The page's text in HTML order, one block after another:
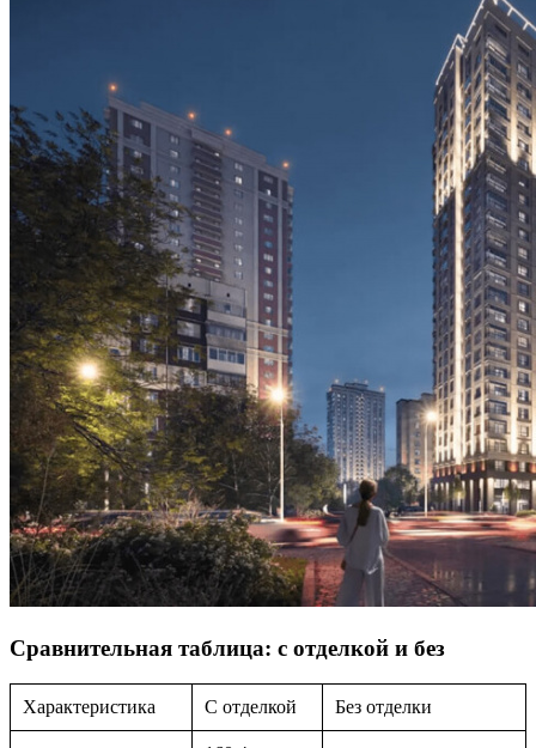
Сравнительная таблица: с отделкой и без
Характеристика С отделкой Без отделки